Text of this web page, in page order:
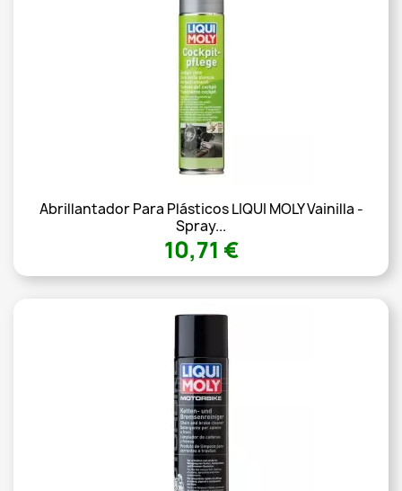
Abrillantador Para Plásticos LIQUI MOLY Vainilla -
Spray...
10,71 €